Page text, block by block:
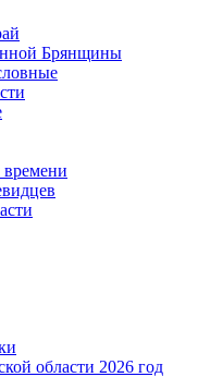
Брянщины
области 2026 год